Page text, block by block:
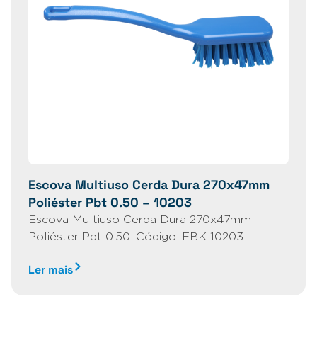
Escova Multiuso Cerda Dura 270x47mm
Poliéster Pbt 0.50 – 10203
Escova Multiuso Cerda Dura 270x47mm
Poliéster Pbt 0.50. Código: FBK 10203
Ler mais